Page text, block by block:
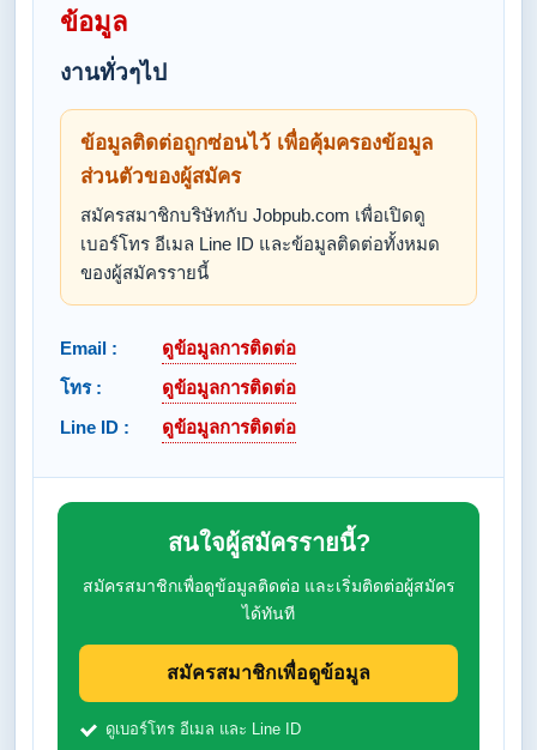
ข้อมูล
งานทั่วๆไป
ข้อมูลติดต่อถูกซ่อนไว้ เพื่อคุ้มครองข้อมูล
ส่วนตัวของผู้สมัคร
สมัครสมาชิกบริษัทกับ Jobpub.com เพื่อเปิดดู
เบอร์โทร อีเมล Line ID และข้อมูลติดต่อทั้งหมด
ของผู้สมัครรายนี้
Email :
ดูข้อมูลการติดต่อ
โทร :
ดูข้อมูลการติดต่อ
Line ID :
ดูข้อมูลการติดต่อ
สนใจผู้สมัครรายนี้?
สมัครสมาชิกเพื่อดูข้อมูลติดต่อ และเริ่มติดต่อผู้สมัคร
ได้ทันที
สมัครสมาชิกเพื่อดูข้อมูล
ดูเบอร์โทร อีเมล และ Line ID